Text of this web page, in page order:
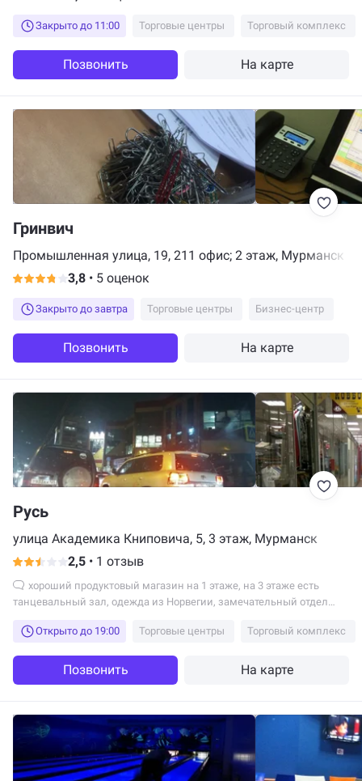
Закрыто до 11:00 Торговые центры Торговый комплекс
Позвонить На карте
Гринвич
Промышленная улица, 19, 211 офис; 2 этаж, Мурманск
3,8 • 5 оценок
Закрыто до завтра Торговые центры Бизнес-центр
Позвонить На карте
Русь
улица Академика Книповича, 5, 3 этаж, Мурманск
2,5 • 1 отзыв
танцевальный зал, одежда из Норвегии, замечательный отдел
Открыто до 19:00
Торговые центры Торговый комплекс
Позвонить На карте